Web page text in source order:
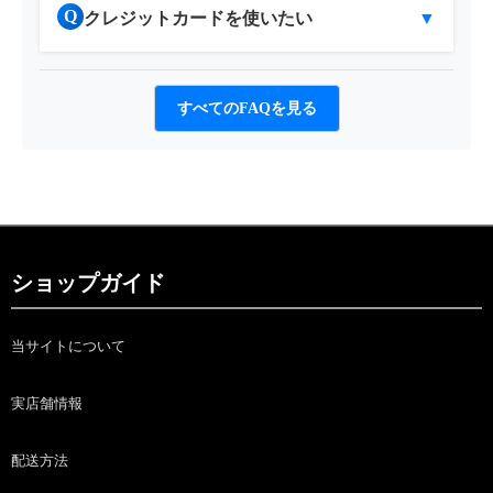
Q クレジットカードを使いたい ▼
すべてのFAQを見る
ショップガイド
当サイトについて
実店舗情報
配送方法